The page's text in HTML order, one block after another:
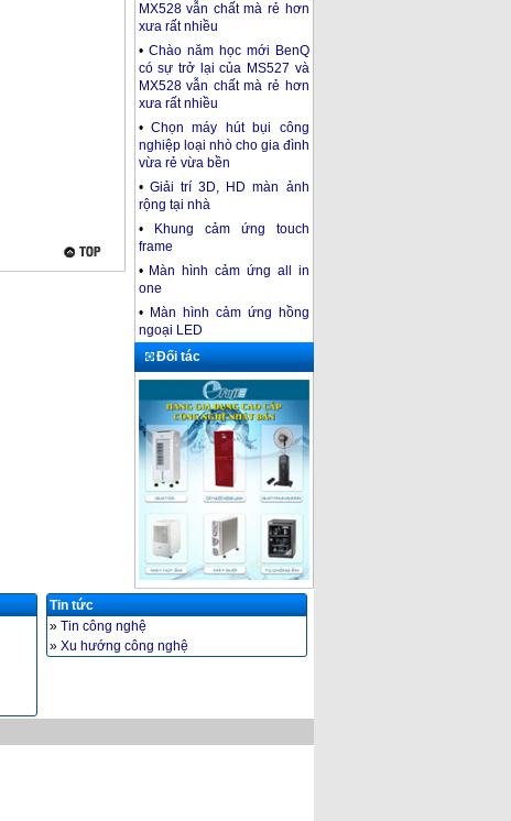
Máy chiếu
Optoma PS520
Giá: 8.190.000
MX528 vẫn chất mà rẻ hơn
xưa rất nhiều
• Chào năm học mới BenQ
có sự trở lại của MS527 và
MX528 vẫn chất mà rẻ hơn
xưa rất nhiều
• Chọn máy hút bụi công
nghiệp loại nhò cho gia đình
vừa rẻ vừa bền
• Giải trí 3D, HD màn ảnh
rộng tại nhà
•
Khung cảm ứng touch
frame
• Màn hình cảm ứng all in
one
• Màn hình cảm ứng hồng
ngoại LED
Đối tác
Tin tức
» Tin công nghệ
» Xu hướng công nghệ